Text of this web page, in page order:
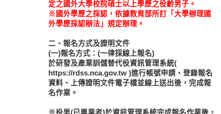
定之國外大學校院碩士以上學歷之役齡男子。
※國外學歷之採認，依據教育部所訂「大學辦理國
外學歷採認辦法」規定辦理。
二、報名方式及證明文件
(一)報名方式：(一律採線上報名)
於研發及產業訓儲替代役資訊管理系統(
https://rdss.nca.gov.tw )進行帳號申請、登錄報名
資料、上傳證明文件電子檔並線上送出後，完成報
名作業。